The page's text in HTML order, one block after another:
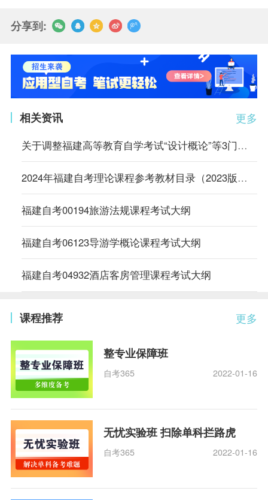
分享到:
更多
相关资讯
关于调整福建高等教育自学考试“设计概论”等3门课程参考教材的通告
2024年福建自考理论课程参考教材目录（2023版专业计划）
福建自考00194旅游法规课程考试大纲
福建自考06123导游学概论课程考试大纲
福建自考04932酒店客房管理课程考试大纲
更多
课程推荐
整专业保障班
自考365 2022-01-16
无忧实验班 扫除单科拦路虎
自考365 2022-01-16